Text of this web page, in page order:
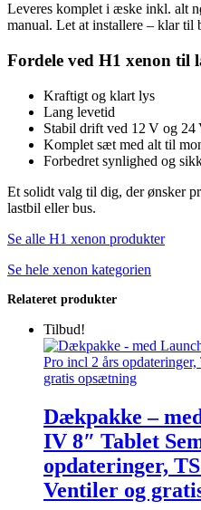
Leveres komplet i æske inkl. alt
manual. Let at installere – klar til
Fordele ved H1 xenon til
Kraftigt og klart lys
Lang levetid
Stabil drift ved 12 V og 24
Komplet sæt med alt til
Forbedret synlighed og
Et solidt valg til dig, der ønsker
lastbil eller bus.
Se alle H1 xenon produkter
Se hele xenon kategorien
Relateret produkter
Tilbud!
Dækpakke –
IV 8″ Tablet
opdateringer,
Ventiler og